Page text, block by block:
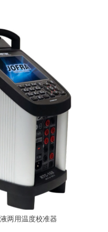
两用温度校准器